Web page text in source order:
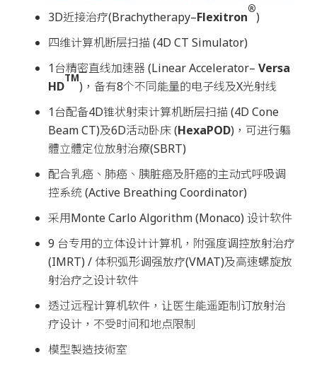
3D近接治疗(Brachytherapy–Flexitron
®
)
四维计算机断层扫描 (4D CT Simulator)
1台精密直线加速器 (Linear Accelerator– Versa
HD
TM
)，备有8个不同能量的电子线及X光射线
1台配备4D锥状射束计算机断层扫描 (4D Cone
Beam CT)及6D活动卧床 (HexaPOD)，可进行軀
體立體定位放射治療(SBRT)
配合乳癌、肺癌、胰脏癌及肝癌的主动式呼吸调
控系统 (Active Breathing Coordinator)
采用Monte Carlo Algorithm (Monaco) 设计软件
9 台专用的立体设计计算机，附强度调控放射治疗
(IMRT) / 体积弧形调强放疗(VMAT)及高速螺旋放
射治疗之设计软件
透过远程计算机软件，让医生能遥距制订放射治
疗设计，不受时间和地点限制
模型製造技術室